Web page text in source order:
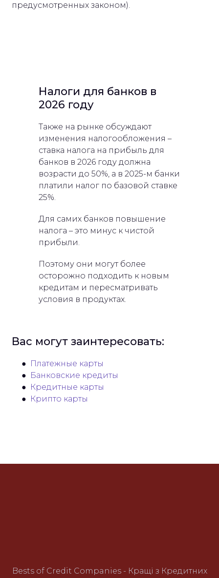
предусмотренных законом).
Налоги для банков в
2026 году
Также на рынке обсуждают
изменения налогообложения –
ставка налога на прибыль для
банков в 2026 году должна
возрасти до 50%, а в 2025-м банки
платили налог по базовой ставке
25%.
Для самих банков повышение
налога – это минус к чистой
прибыли.
Поэтому они могут более
осторожно подходить к новым
кредитам и пересматривать
условия в продуктах.
Вас могут заинтересовать:
● Платежные карты
● Банковские кредиты
● Кредитные карты
● Крипто карты
Bests of Credit Companies - Кращі з Кредитних